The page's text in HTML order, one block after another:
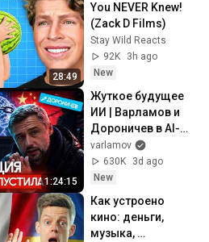
28:49
You NEVER Knew!
(Zack D Films)
Stay Wild Reacts
92K
3h ago
New
1:24:15
Жуткое будущее
ИИ | Варламов и
Дороничев в AI-
столице мира
Кремниевой
долине
varlamov
630K
3d ago
New
Как устроено
кино: деньги,
музыка,